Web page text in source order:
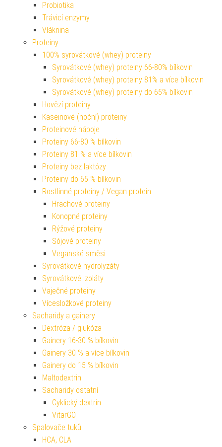
Probiotika
Trávicí enzymy
Vláknina
Proteiny
100% syrovátkové (whey) proteiny
Syrovátkové (whey) proteiny 66-80% bílkovin
Syrovátkové (whey) proteiny 81% a více bílkovin
Syrovátkové (whey) proteiny do 65% bílkovin
Hovězí proteiny
Kaseinové (noční) proteiny
Proteinové nápoje
Proteiny 66-80 % bílkovin
Proteiny 81 % a více bílkovin
Proteiny bez laktózy
Proteiny do 65 % bílkovin
Rostlinné proteiny / Vegan protein
Hrachové proteiny
Konopné proteiny
Rýžové proteiny
Sójové proteiny
Veganské směsi
Syrovátkové hydrolyzáty
Syrovátkové izoláty
Vaječné proteiny
Vícesložkové proteiny
Sacharidy a gainery
Dextróza / glukóza
Gainery 16-30 % bílkovin
Gainery 30 % a více bílkovin
Gainery do 15 % bílkovin
Maltodextrin
Sacharidy ostatní
Cyklický dextrin
VitarGO
Spalovače tuků
HCA, CLA